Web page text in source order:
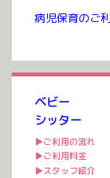
ベビー
シッター
▶ご利用の流れ
▶ご利用料金
▶スタッフ紹介
病児保育のご
・
いただいたの
入会金、年